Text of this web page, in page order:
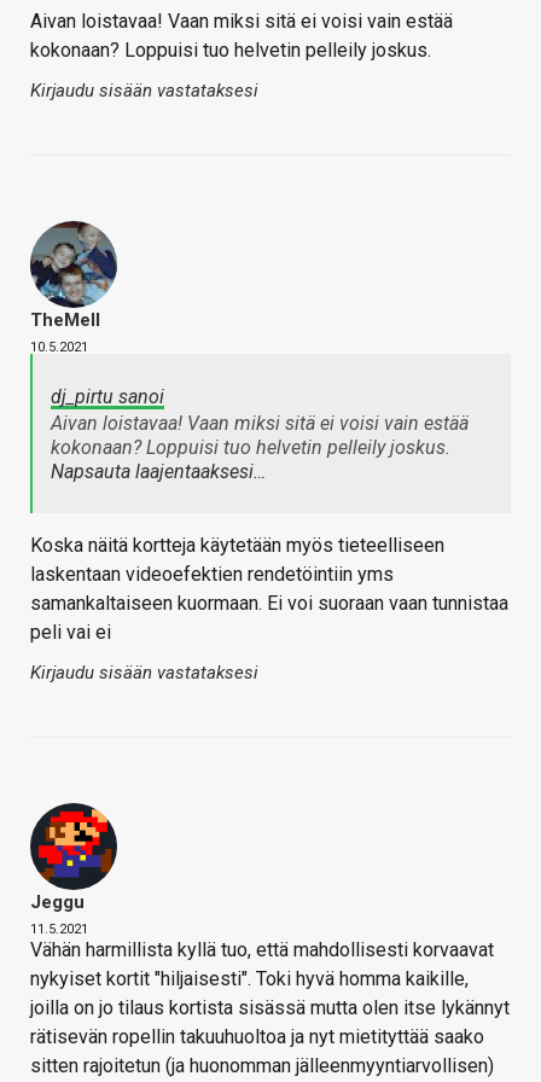
Aivan loistavaa! Vaan miksi sitä ei voisi vain estää
kokonaan? Loppuisi tuo helvetin pelleily joskus.
Kirjaudu sisään vastataksesi
TheMeII
10.5.2021
dj_pirtu sanoi
Aivan loistavaa! Vaan miksi sitä ei voisi vain estää
kokonaan? Loppuisi tuo helvetin pelleily joskus.
Napsauta laajentaaksesi…
Koska näitä kortteja käytetään myös tieteelliseen
laskentaan videoefektien rendetöintiin yms
samankaltaiseen kuormaan. Ei voi suoraan vaan tunnistaa
peli vai ei
Kirjaudu sisään vastataksesi
Jeggu
11.5.2021
Vähän harmillista kyllä tuo, että mahdollisesti korvaavat
nykyiset kortit "hiljaisesti". Toki hyvä homma kaikille,
joilla on jo tilaus kortista sisässä mutta olen itse lykännyt
rätisevän ropellin takuuhuoltoa ja nyt mietityttää saako
sitten rajoitetun (ja huonomman jälleenmyyntiarvollisen)